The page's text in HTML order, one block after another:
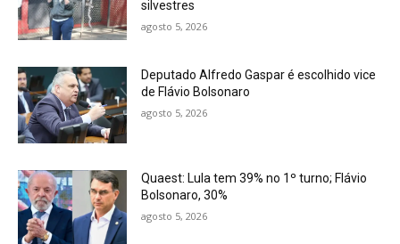
silvestres
agosto 5, 2026
Deputado Alfredo Gaspar é escolhido vice
de Flávio Bolsonaro
agosto 5, 2026
Quaest: Lula tem 39% no 1º turno; Flávio
Bolsonaro, 30%
agosto 5, 2026